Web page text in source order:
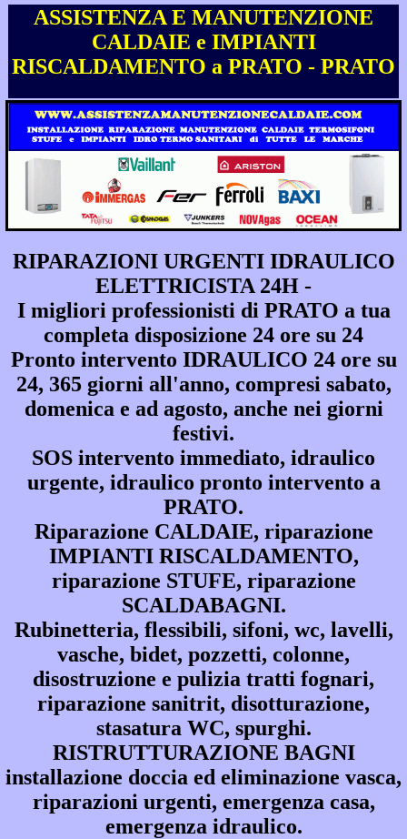
ASSISTENZA E MANUTENZIONE
CALDAIE e IMPIANTI
RISCALDAMENTO a PRATO - PRATO
RIPARAZIONI URGENTI IDRAULICO
ELETTRICISTA 24H -
I migliori professionisti di PRATO a tua
completa disposizione 24 ore su 24
Pronto intervento IDRAULICO 24 ore su
24, 365 giorni all'anno, compresi sabato,
domenica e ad agosto, anche nei giorni
festivi.
SOS intervento immediato, idraulico
urgente, idraulico pronto intervento a
PRATO.
Riparazione CALDAIE, riparazione
IMPIANTI RISCALDAMENTO,
riparazione STUFE, riparazione
SCALDABAGNI.
Rubinetteria, flessibili, sifoni, wc, lavelli,
vasche, bidet, pozzetti, colonne,
disostruzione e pulizia tratti fognari,
riparazione sanitrit, disotturazione,
stasatura WC, spurghi.
RISTRUTTURAZIONE BAGNI
installazione doccia ed eliminazione vasca,
riparazioni urgenti, emergenza casa,
emergenza idraulico.